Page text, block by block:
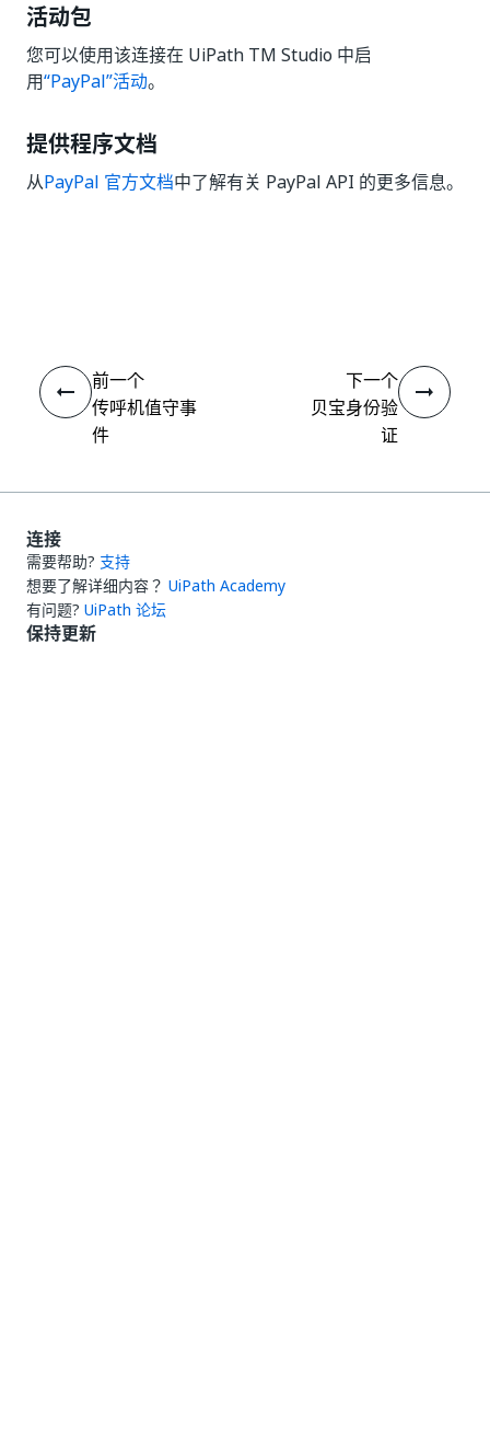
活动包
您可以使用该连接在 UiPath TM Studio 中启
用“PayPal”活动。
提供程序文档
从PayPal 官方文档中了解有关 PayPal API 的更多信息。
前一个
传呼机值守事
件
下一个
贝宝身份验
证
连接
需要帮助? 支持
想要了解详细内容？ UiPath Academy
有问题? UiPath 论坛
保持更新